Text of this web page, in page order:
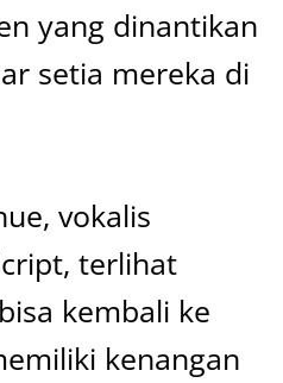
yang dinantikan
setia mereka di
vokalis
terlihat
kembali ke
kenangan